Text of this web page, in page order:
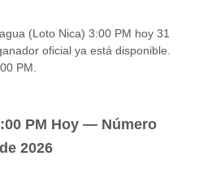
(Loto Nica) 3:00 PM hoy 31
oficial ya está disponible.
PM.
PM Hoy — Número
2026